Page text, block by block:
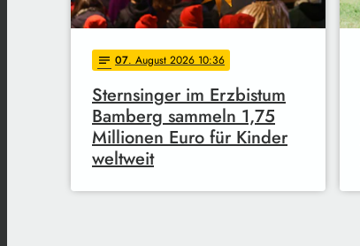
notes 07. August 2026 10:36
Sternsinger im Erzbistum
Bamberg sammeln 1,75
Millionen Euro für Kinder
weltweit